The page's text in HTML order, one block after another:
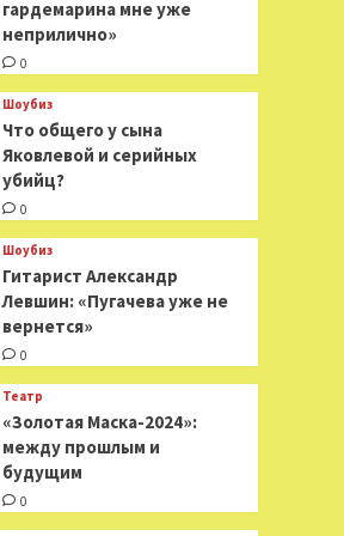
гардемарина мне уже
неприлично»
0
Шоубиз
Что общего у сына
Яковлевой и серийных
убийц?
0
Шоубиз
Гитарист Александр
Левшин: «Пугачева уже не
вернется»
0
Театр
«Золотая Маска-2024»:
между прошлым и
будущим
0